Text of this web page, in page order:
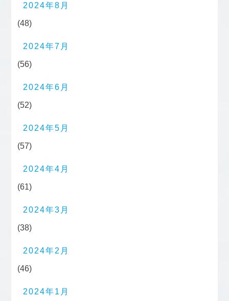
2024年8月
(48)
2024年7月
(56)
2024年6月
(52)
2024年5月
(57)
2024年4月
(61)
2024年3月
(38)
2024年2月
(46)
2024年1月